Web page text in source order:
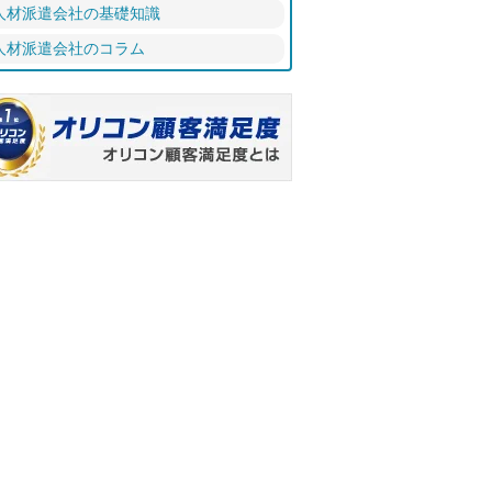
材派遣会社の基礎知識
材派遣会社のコラム